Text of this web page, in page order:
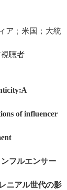
ア；米国；大統
聴者
A
of influencer
フルエンサー
ニアル世代の影